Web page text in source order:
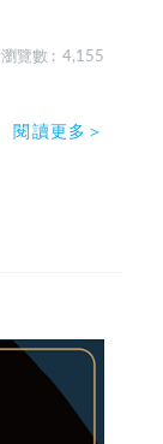
瀏覽數 : 4,155
閱讀更多＞